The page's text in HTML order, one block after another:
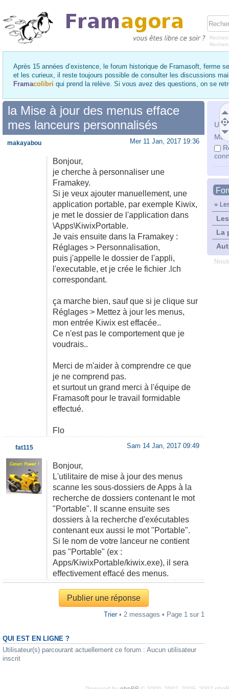
Après 15 années d’existence, le forum historique de Framasoft, ferme
et les curieux, il reste toujours possible de consulter les discussions
Framacolibri qui prend la relève. Si vous avez des questions, on se
Mot
»
La
la Mise à jour des menus efface
mes lanceurs personnalisés
Mer 11 Jan, 2017 19:36
Bonjour,
je cherche à personnaliser une
Framakey.
Si je veux ajouter manuellement, une
application portable, par exemple Kiwix,
je met le dossier de l'application dans
\Apps\KiwixPortable.
Je vais ensuite dans la Framakey :
Réglages > Personnalisation,
puis j'appelle le dossier de l'appli,
l'executable, et je crée le fichier .lch
correspondant.
ça marche bien, sauf que si je clique sur
Réglages > Mettez à jour les menus,
mon entrée Kiwix est effacée..
Ce n'est pas le comportement que je
voudrais..
Merci de m'aider à comprendre ce que
je ne comprend pas.
et surtout un grand merci à l'équipe de
Framasoft pour le travail formidable
effectué.
Flo
makayabou
Sam 14 Jan, 2017 09:49
Bonjour,
L'utilitaire de mise à jour des menus
scanne les sous-dossiers de Apps à la
recherche de dossiers contenant le mot
"Portable". Il scanne ensuite ses
dossiers à la recherche d'exécutables
contenant eux aussi le mot "Portable".
Si le nom de votre lanceur ne contient
pas "Portable" (ex :
Apps/KiwixPortable/kiwix.exe), il sera
effectivement effacé des menus.
fat115
Publier une réponse
Trier• 2 messages • Page 1 sur 1
QUI EST EN LIGNE ?
Utilisateur(s) parcourant actuellement ce forum : Aucun utilisateur
inscrit